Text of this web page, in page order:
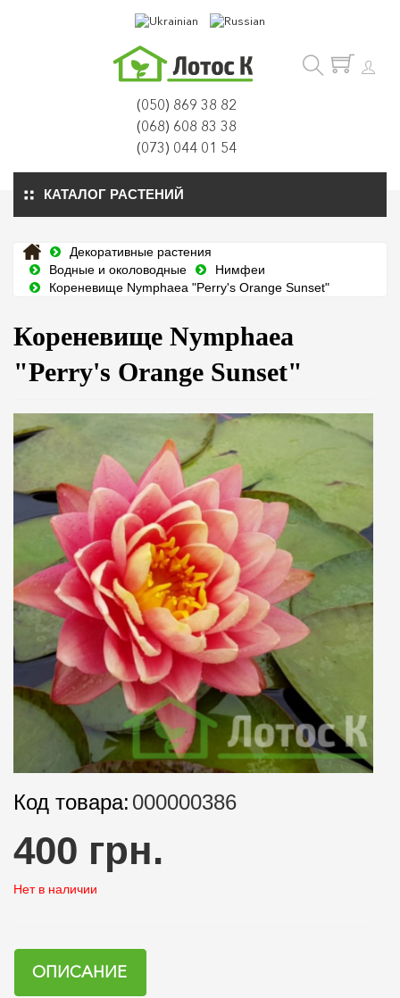
(050) 869 38 82
(068) 608 83 38
(073) 044 01 54
КАТАЛОГ РАСТЕНИЙ
Декоративные растения
Водные и околоводные
Нимфеи
Кореневище Nymphaea "Perry's Orange Sunset"
Кореневище Nymphaea
"Perry's Orange Sunset"
Код товара: 000000386
400 грн.
Нет в наличии
ОПИСАНИЕ